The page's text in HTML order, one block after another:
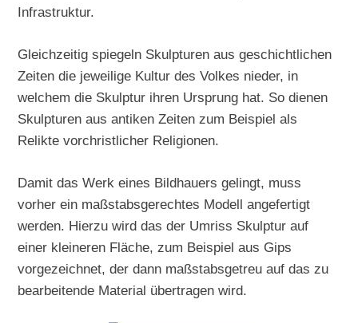
Infrastruktur.
Gleichzeitig spiegeln Skulpturen aus geschichtlichen
Zeiten die jeweilige Kultur des Volkes nieder, in
welchem die Skulptur ihren Ursprung hat. So dienen
Skulpturen aus antiken Zeiten zum Beispiel als
Relikte vorchristlicher Religionen.
Damit das Werk eines Bildhauers gelingt, muss
vorher ein maßstabsgerechtes Modell angefertigt
werden. Hierzu wird das der Umriss Skulptur auf
einer kleineren Fläche, zum Beispiel aus Gips
vorgezeichnet, der dann maßstabsgetreu auf das zu
bearbeitende Material übertragen wird.